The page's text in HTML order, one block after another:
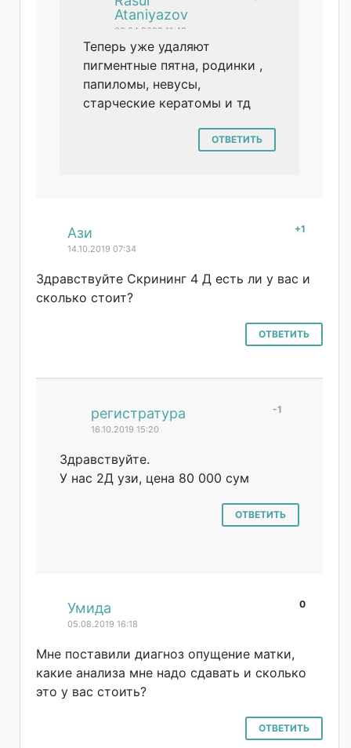
Ataniyazov
06.04.2022 11:42
Теперь уже удаляют
пигментные пятна, родинки ,
папиломы, невусы,
старческие кератомы и тд
ОТВЕТИТЬ
+1
Ази
14.10.2019 07:34
Здравствуйте Скрининг 4 Д есть ли у вас и
сколько стоит?
ОТВЕТИТЬ
-1
регистратура
16.10.2019 15:20
Здравствуйте.
У нас 2Д узи, цена 80 000 сум
ОТВЕТИТЬ
0
Умида
05.08.2019 16:18
Мне поставили диагноз опущение матки,
какие анализа мне надо сдавать и сколько
это у вас стоить?
ОТВЕТИТЬ